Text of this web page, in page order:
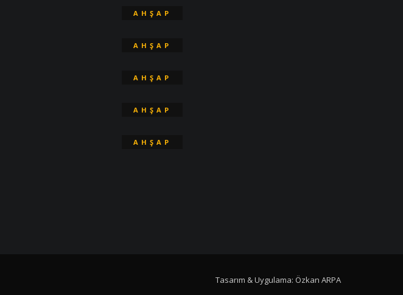
AHŞAP
AHŞAP
AHŞAP
AHŞAP
AHŞAP
Tasarım & Uygulama: Özkan ARPA